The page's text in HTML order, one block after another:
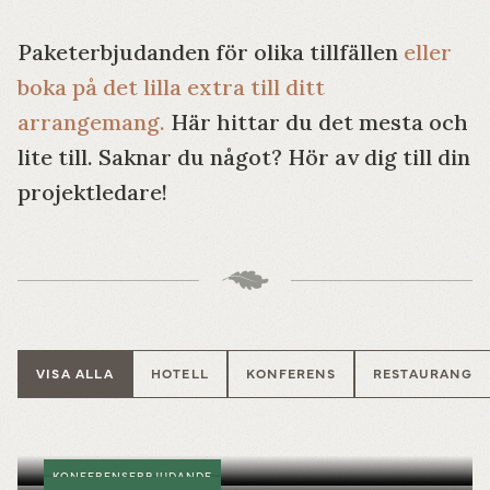
Paketerbjudanden för olika tillfällen eller
boka på det lilla extra till ditt
arrangemang. Här hittar du det mesta och
lite till. Saknar du något? Hör av dig till din
projektledare!
VISA ALLA HOTELL KONFERENS RESTAURANG
KONFERENSERBJUDANDE